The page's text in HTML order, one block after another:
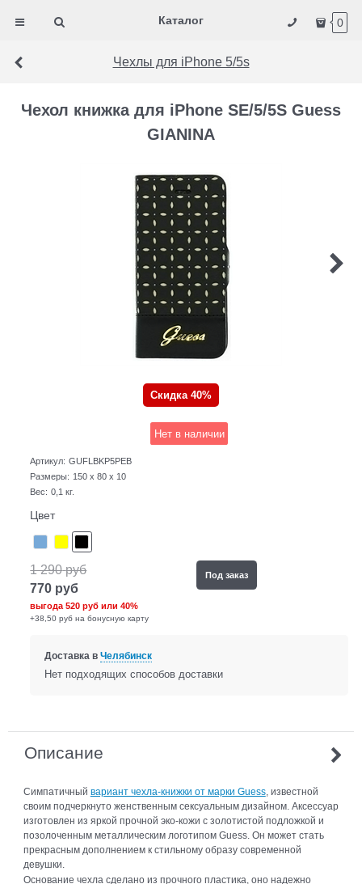
Каталог 0
Чехлы для iPhone 5/5s
Чехол книжка для iPhone SE/5/5S Guess
GIANINA
Скидка 40%
Нет в наличии
Артикул: GUFLBKP5PEB
Размеры: 150 x 80 x 10
Вес: 0,1 кг.
Цвет
1 290 руб
770 руб
выгода520 руб или40%
+38,50 руб на бонусную карту
Под заказ
Доставка в Челябинск
Нет подходящих способов доставки
Описание
Симпатичный вариант чехла-книжки от марки Guess, известной
своим подчеркнуто женственным сексуальным дизайном. Аксессуар
изготовлен из яркой прочной эко-кожи с золотистой подложкой и
позолоченным металлическим логотипом Guess. Он может стать
прекрасным дополнением к стильному образу современной
девушки.
Основание чехла сделано из прочного пластика, оно надежно